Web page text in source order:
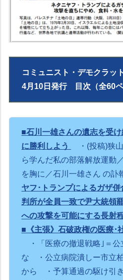
コミュニスト・デモクラ
4月10日発行 目次（全60
■石川一雄さんの遺志を受
に勝利しよう
・(投稿)狭
ら学んだ私の部落解放運動
を胸に／石川一雄さん の訃
ヤフ･トランプによるガザ併
判所が全員一致で尹大統領
への攻撃を可能にする長射
■《主張》石破政権の医療･
・「医療の撤退戦略｣＝公
な ・公立病院潰しー市立
から
・予算通過の駆け引